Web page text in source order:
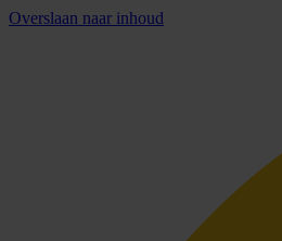
Overslaan naar inhoud